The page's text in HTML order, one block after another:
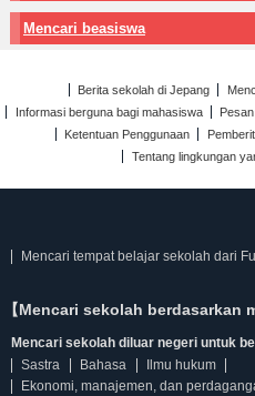
Mencari beasiswa
Berita sekolah di Jepang
Informasi berguna bagi mahasiswa
Ketentuan Penggunaan
Tentang lingkungan
Mencari tempat belajar sekolah dari
【Mencari sekolah berdasarkan
Mencari sekolah diluar negeri untuk
Sastra
Bahasa
Ilmu hukum
Ekonomi, manajemen, dan